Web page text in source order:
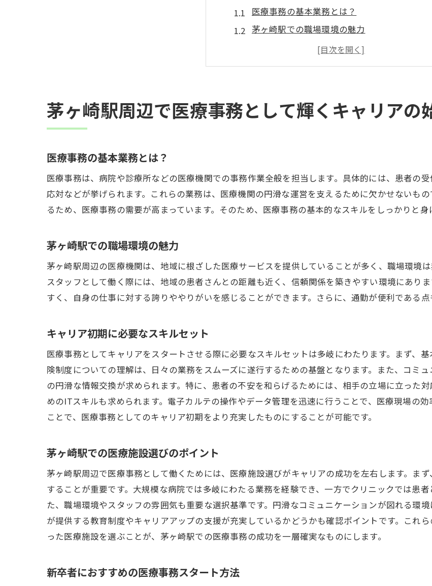
医療事務の基本業務とは？
茅ヶ崎駅での職場環境の魅力
キャリア初期に必要なスキルセット
茅ヶ崎駅での医療施設選びのポイント
茅ヶ崎駅での医療事務求人動向
経験と資格で変わる医療事務の給与体系を理解す
茅ヶ崎駅周辺の給与相場を知る
経験年数と給与の関係性
収入を上げるための資格一覧
スキルアップが給与に与える影響
茅ヶ崎駅で活用できる研修プログラム
報酬を上げるためのスキル開発法
茅ヶ崎駅での実践的スキルの磨き方
医療事務のキャリアアップが実現する茅ヶ崎駅で
キャリアアップを目指すための戦略
茅ヶ崎駅でのキャリア成長事例
管理職への昇進を視野に入れる方法
医療事務のキャリアパスと未来予想
茅ヶ崎駅の医療施設で医療事務の実務経験を積む
実務経験がもたらすスキルの向上
茅ヶ崎駅でのネットワーク構築の重要性
実務から得られる学びと成長
茅ヶ崎駅周辺で医療事務として輝くキャリアの
医療事務の基本業務とは？
医療事務は、病院や診療所などの医療機関での事務作業全般を担当します。具体的には、患者の
応対などが挙げられます。これらの業務は、医療機関の円滑な運営を支えるために欠かせないも
るため、医療事務の需要が高まっています。そのため、医療事務の基本的なスキルをしっかりと身
茅ヶ崎駅での職場環境の魅力
茅ヶ崎駅周辺の医療機関は、地域に根ざした医療サービスを提供していることが多く、職場環境
スタッフとして働く際には、地域の患者さんとの距離も近く、信頼関係を築きやすい環境にあり
すく、自身の仕事に対する誇りややりがいを感じることができます。さらに、通勤が便利である点
キャリア初期に必要なスキルセット
医療事務としてキャリアをスタートさせる際に必要なスキルセットは多岐にわたります。まず、
険制度についての理解は、日々の業務をスムーズに遂行するための基盤となります。また、コミ
の円滑な情報交換が求められます。特に、患者の不安を和らげるためには、相手の立場に立った
めのITスキルも求められます。電子カルテの操作やデータ管理を迅速に行うことで、医療現場の
ことで、医療事務としてのキャリア初期をより充実したものにすることが可能です。
茅ヶ崎駅での医療施設選びのポイント
茅ヶ崎駅周辺で医療事務として働くためには、医療施設選びがキャリアの成功を左右します。ま
することが重要です。大規模な病院では多岐にわたる業務を経験でき、一方でクリニックでは患
た、職場環境やスタッフの雰囲気も重要な選択基準です。円滑なコミュニケーションが図れる環
が提供する教育制度やキャリアアップの支援が充実しているかどうかも確認ポイントです。これ
った医療施設を選ぶことが、茅ヶ崎駅での医療事務の成功を一層確実なものにします。
新卒者におすすめの医療事務スタート方法